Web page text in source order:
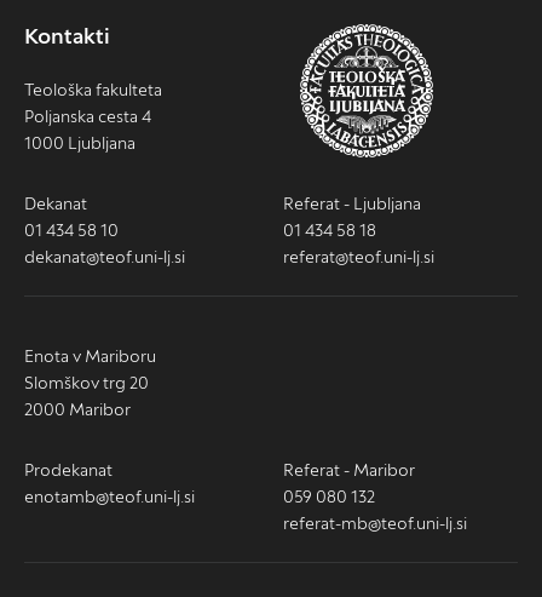
Kontakti
Teološka fakulteta
Poljanska cesta 4
1000 Ljubljana
Dekanat
01 434 58 10
dekanat@teof.uni-lj.si
Referat - Ljubljana
01 434 58 18
referat@teof.uni-lj.si
Enota v Mariboru
Slomškov trg 20
2000 Maribor
Prodekanat
enotamb@teof.uni-lj.si
Referat - Maribor
059 080 132
referat-mb@teof.uni-lj.si